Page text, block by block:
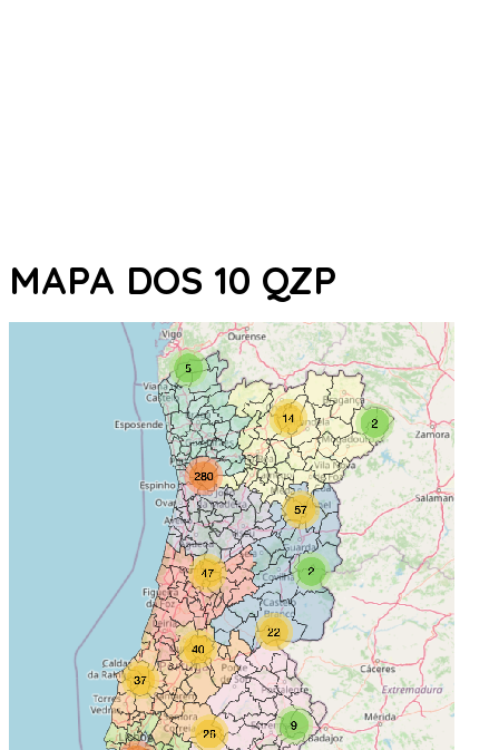
MAPA DOS 10 QZP